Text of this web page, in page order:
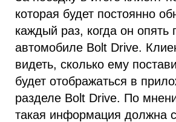
которая будет постоянно
каждый раз, когда он опять
автомобиле Bolt Drive.
видеть, сколько ему
будет отображаться в
разделе Bolt Drive. По
такая информация должна